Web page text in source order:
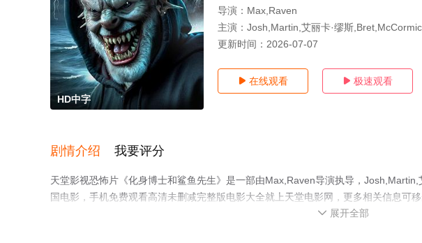
HD中字
导演： Max,Raven
主演： Josh,Martin,艾丽卡·缪斯
更新时间： 2026-07-07
 在线观看  极速观看
剧情介绍 我要评分
天堂影视恐怖片《化身博士和鲨鱼先生》是一部由Max,Raven导演执导，
国电影，手机免费观看高清未删减完整版电影大全就上天堂电影网，更多相关信息可
 展开全部